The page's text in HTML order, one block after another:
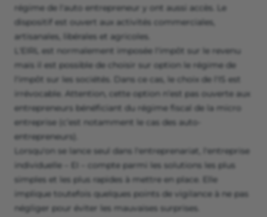
régime de l'auto entrepreneur y ont aussi accès. Le
dispositif est ouvert aux activités commerciales,
artisanales, libérales et agricoles.
L'EIRL est normalement imposée l'impôt sur le revenu
mais il est possible de choisir sur option le régime de
l'impôt sur les sociétés. Dans ce cas, le choix de l'IS est
irrévocable. Attention, cette option n’est pas ouverte aux
entrepreneurs bénéficiant du régime fiscal de la micro
entreprise (c’est notamment le cas des auto-
entrepreneurs).
Lorsqu'on se lance seul dans l'entreprenariat, l'entreprise
individuelle – EI – compte parmi les solutions les plus
simples et les plus rapides à mettre en place. Elle
implique toutefois quelques points de vigilance à ne pas
négliger pour éviter les mauvaises surprises.